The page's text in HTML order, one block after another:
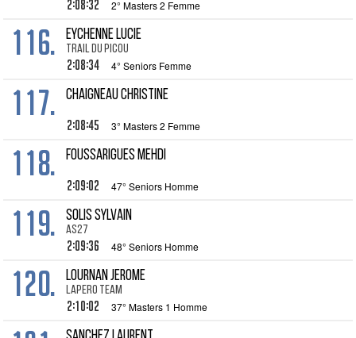
2:08:32 2° Masters 2 Femme
116. EYCHENNE Lucie
Trail du Picou
2:08:34 4° Seniors Femme
117. CHAIGNEAU Christine
2:08:45 3° Masters 2 Femme
118. FOUSSARIGUES Mehdi
2:09:02 47° Seniors Homme
119. SOLIS Sylvain
AS27
2:09:36 48° Seniors Homme
120. LOURNAN Jerome
LAPERO TEAM
2:10:02 37° Masters 1 Homme